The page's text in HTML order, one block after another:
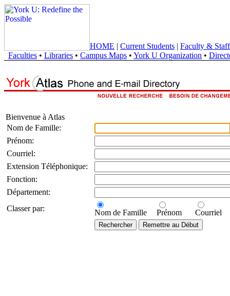
HOME | Current Students | Faculty & Staff
Faculties • Libraries • Campus Maps • York U Organization •
Bienvenue à Atlas
Nom de Famille:
Prénom:
Courriel:
Extension Téléphonique:
Fonction:
Département:
Classer par:
Nom de Famille Prénom Courriel